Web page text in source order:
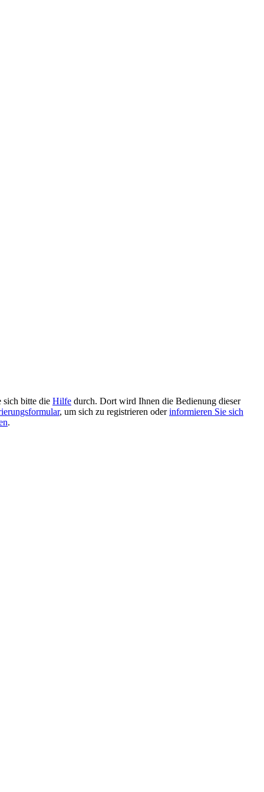
sich bitte die Hilfe durch. Dort wird Ihnen die Bedienung dieser
, um sich zu registrieren oderinformieren Sie sich
.